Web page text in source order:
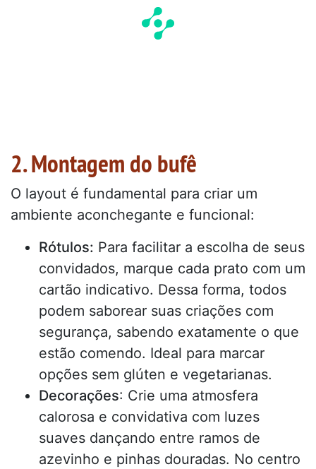
2. Montagem do bufê
O layout é fundamental para criar um
ambiente aconchegante e funcional:
Rótulos: Para facilitar a escolha de seus
convidados, marque cada prato com um
cartão indicativo. Dessa forma, todos
podem saborear suas criações com
segurança, sabendo exatamente o que
estão comendo. Ideal para marcar
opções sem glúten e vegetarianas.
Decorações: Crie uma atmosfera
calorosa e convidativa com luzes
suaves dançando entre ramos de
azevinho e pinhas douradas. No centro